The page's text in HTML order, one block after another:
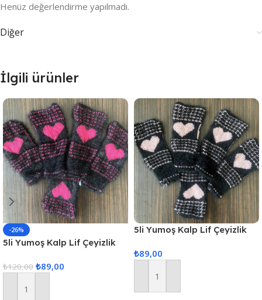
Henüz değerlendirme yapılmadı.
Diğer
İlgili ürünler
-26%
5li Yumoş Kalp Lif Çeyizlik
₺120,00 ₺89,00
Sepete Ekle
5li Yumoş Kalp Lif Çeyizlik
₺89,00
Sepete Ekle